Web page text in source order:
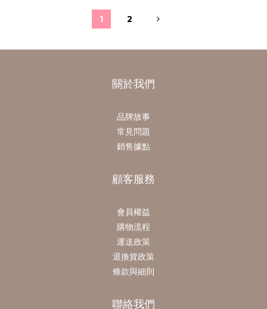
1 2
關於我們
品牌故事
常見問題
銷售據點
顧客服務
會員權益
購物流程
運送政策
退換貨政策
條款與細則
聯絡我們